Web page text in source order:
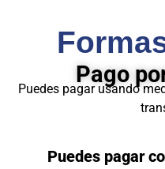
Pago
Puedes pagar usando
Puedes pagar